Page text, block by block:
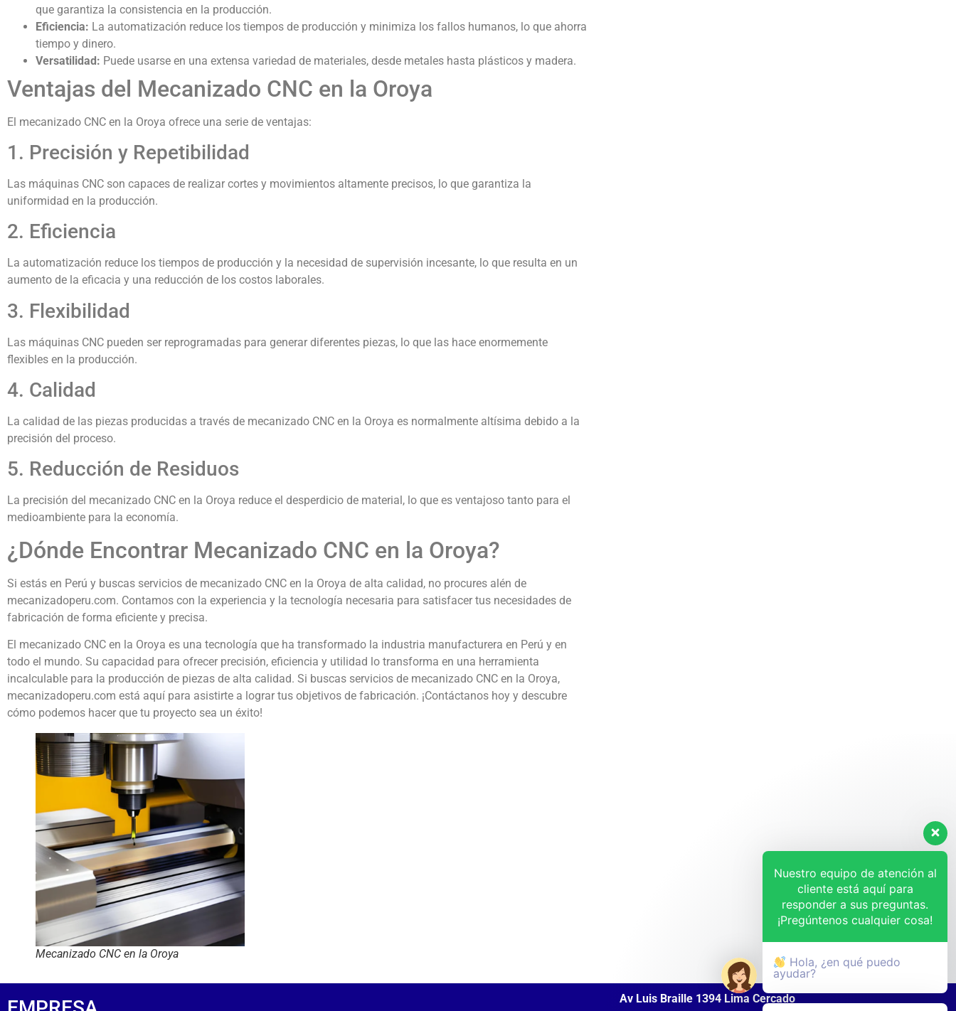
que garantiza la consistencia en la producción.
Eficiencia: La automatización reduce los tiempos de producción y minimiza los fallos humanos, lo que ahorra
tiempo y dinero.
Versatilidad: Puede usarse en una extensa variedad de materiales, desde metales hasta plásticos y madera.
Ventajas del Mecanizado CNC en la Oroya
El mecanizado CNC en la Oroya ofrece una serie de ventajas:
1. Precisión y Repetibilidad
Las máquinas CNC son capaces de realizar cortes y movimientos altamente precisos, lo que garantiza la
uniformidad en la producción.
2. Eficiencia
La automatización reduce los tiempos de producción y la necesidad de supervisión incesante, lo que resulta en un
aumento de la eficacia y una reducción de los costos laborales.
3. Flexibilidad
Las máquinas CNC pueden ser reprogramadas para generar diferentes piezas, lo que las hace enormemente
flexibles en la producción.
4. Calidad
La calidad de las piezas producidas a través de mecanizado CNC en la Oroya es normalmente altísima debido a la
precisión del proceso.
5. Reducción de Residuos
La precisión del mecanizado CNC en la Oroya reduce el desperdicio de material, lo que es ventajoso tanto para el
medioambiente para la economía.
¿Dónde Encontrar Mecanizado CNC en la Oroya?
Si estás en Perú y buscas servicios de mecanizado CNC en la Oroya de alta calidad, no procures alén de
mecanizadoperu.com. Contamos con la experiencia y la tecnología necesaria para satisfacer tus necesidades de
fabricación de forma eficiente y precisa.
El mecanizado CNC en la Oroya es una tecnología que ha transformado la industria manufacturera en Perú y en
todo el mundo. Su capacidad para ofrecer precisión, eficiencia y utilidad lo transforma en una herramienta
incalculable para la producción de piezas de alta calidad. Si buscas servicios de mecanizado CNC en la Oroya,
mecanizadoperu.com está aquí para asistirte a lograr tus objetivos de fabricación. ¡Contáctanos hoy y descubre
cómo podemos hacer que tu proyecto sea un éxito!
Mecanizado CNC en la Oroya
Av Luis Braille 1394 Lima Cercado
Nuestro equipo de atención al
cliente está aquí para
responder a sus preguntas.
¡Pregúntenos cualquier cosa!
Hola, ¿en qué puedo
ayudar?